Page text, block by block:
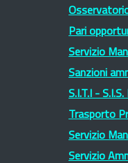
Pari
Servizio
Sanzioni
S.I.T.I -
Trasporto
Servizio
Servizio